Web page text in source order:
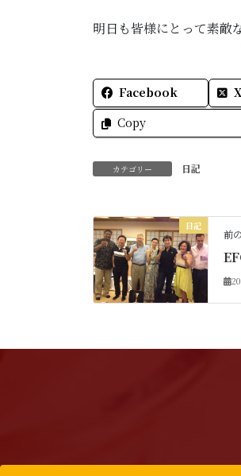
明日も皆様にとって素敵
Facebook X
Copy
カテゴリー 日記
日記
前